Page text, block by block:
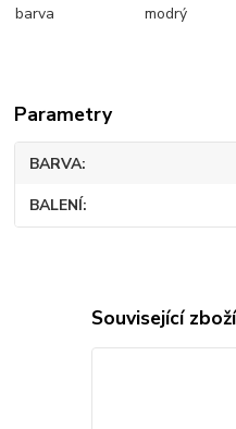
barva
modrý
Parametry
BARVA
BALENÍ
Související zboží